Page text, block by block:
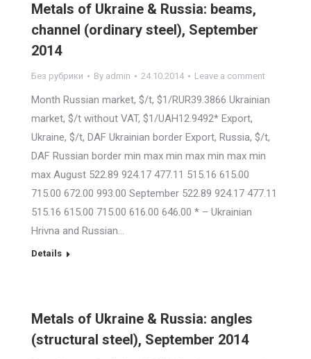
Metals of Ukraine & Russia: beams,
channel (ordinary steel), September
2014
Без рубрики By admin 24.10.2014 Leave a comment
Month Russian market, $/t, $1/RUR39.3866 Ukrainian
market, $/t without VAT, $1/UAH12.9492* Export,
Ukraine, $/t, DAF Ukrainian border Export, Russia, $/t,
DAF Russian border min max min max min max min
max August 522.89 924.17 477.11 515.16 615.00
715.00 672.00 993.00 September 522.89 924.17 477.11
515.16 615.00 715.00 616.00 646.00 * – Ukrainian
Hrivna and Russian…
Details
Metals of Ukraine & Russia: angles
(structural steel), September 2014